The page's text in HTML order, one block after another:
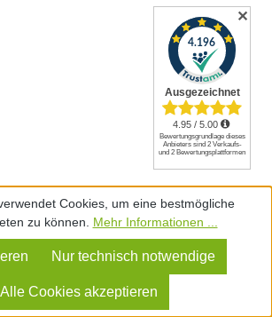
Gipfel der Raffinesse zu erklimmen.
den Luxus in seiner reinsten Form.
wählst du Exklusivität und Stil.
der Eleganz und der Beweis dafür,
Cookies, um eine bestmögliche
zu können. Mehr Informationen ...
Nur technisch notwendige
Alle Cookies akzeptieren
✕